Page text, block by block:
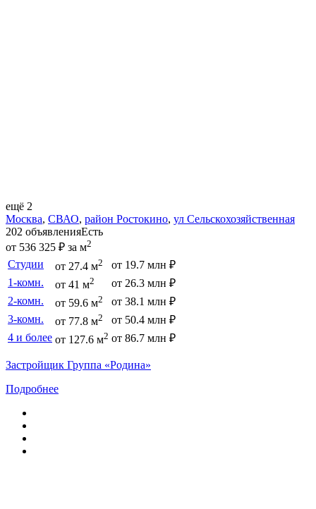
ещё 2
Москва, СВАО, район Ростокино, ул Сельскохозяйственная
202 объявленияЕсть
от 536 325 ₽ за м2
Студии от 27.4 м2
от 19.7 млн ₽
1-комн.
от 41 м2
от 26.3 млн ₽
2-комн.
от 59.6 м2
от 38.1 млн ₽
3-комн.
от 77.8 м2
от 50.4 млн ₽
4 и более от 127.6 м2 от 86.7 млн ₽
Застройщик Группа «Родина»
Подробнее